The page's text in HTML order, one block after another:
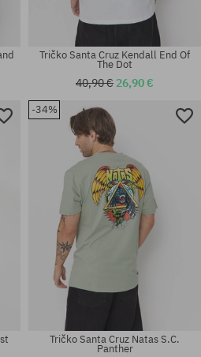
Dostupné veľkosti:
Tričko Santa Cruz Kendall End Of
The Dot
40,90 € 26,90 €
-34%
Tričko Santa Cruz Natas S.C.
Panther